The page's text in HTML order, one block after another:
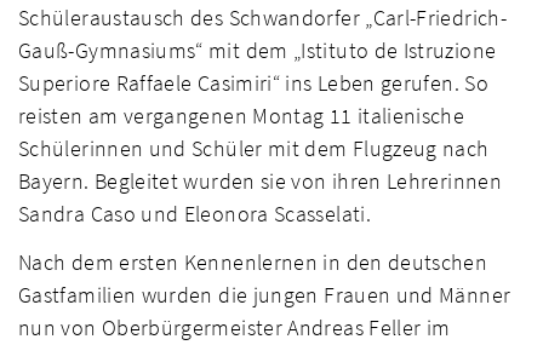
Schüleraustausch des Schwandorfer „Carl-Friedrich-
Gauß-Gymnasiums“ mit dem „Istituto de Istruzione
Superiore Raffaele Casimiri“ ins Leben gerufen. So
reisten am vergangenen Montag 11 italienische
Schülerinnen und Schüler mit dem Flugzeug nach
Bayern. Begleitet wurden sie von ihren Lehrerinnen
Sandra Caso und Eleonora Scasselati.
Nach dem ersten Kennenlernen in den deutschen
Gastfamilien wurden die jungen Frauen und Männer
nun von Oberbürgermeister Andreas Feller im